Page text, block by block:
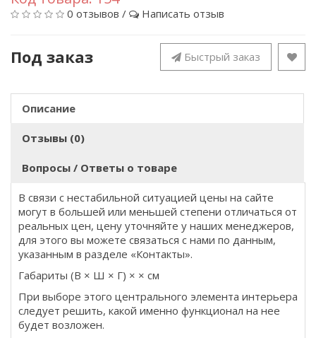
0 отзывов / Написать отзыв
Под заказ Быстрый заказ
Описание
Отзывы (0)
Вопросы / Ответы о товаре
В связи с нестабильной ситуацией цены на сайте
могут в большей или меньшей степени отличаться от
реальных цен, цену уточняйте у наших менеджеров,
для этого вы можете связаться с нами по данным,
указанным в разделе «Контакты».
Габариты (В × Ш × Г) × × см
При выборе этого центрального элемента интерьера
следует решить, какой именно функционал на нее
будет возложен.